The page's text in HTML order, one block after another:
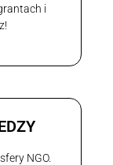
i
NGO.